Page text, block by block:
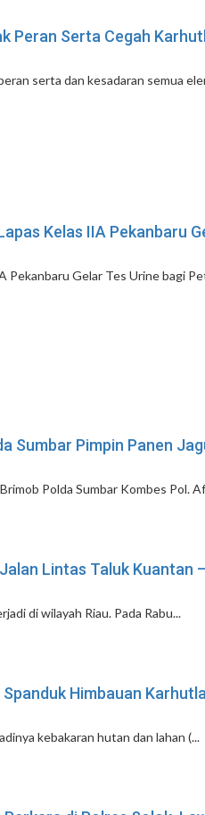
Peran Serta Cegah
serta dan kesadaran semua
Kelas IIA Pekanbaru
Gelar Tes Urine bagi
Sumbar Pimpin Panen
Polda Sumbar Kombes Pol.
Lintas Taluk Kuantan
di wilayah Riau. Pada Rabu...
Himbauan Karhutla
kebakaran hutan dan lahan (...